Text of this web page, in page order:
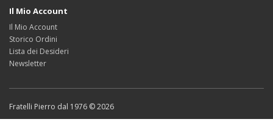
Il Mio Account
Il Mio Account
Storico Ordini
Lista dei Desideri
Newsletter
Fratelli Pierro dal 1976 © 2026